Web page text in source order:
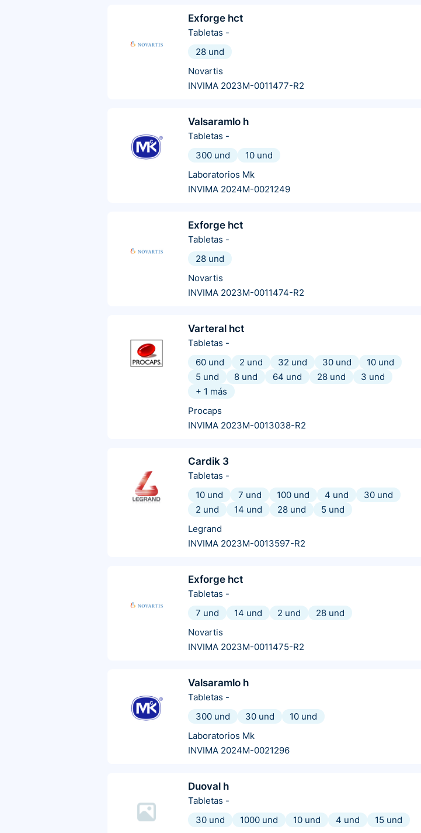
Exforge hct
Tabletas -
28 und
Novartis
INVIMA 2023M-0011477-R2
Valsaramlo h
Tabletas -
300 und
10 und
Laboratorios Mk
INVIMA 2024M-0021249
Exforge hct
Tabletas -
28 und
Novartis
INVIMA 2023M-0011474-R2
Varteral hct
Tabletas -
60 und
2 und 32 und 30 und
10 und
5 und
8 und 64 und 28 und
3 und
+ 1 más
Procaps
INVIMA 2023M-0013038-R2
Cardik 3
Tabletas -
10 und
7 und 100 und 4 und
30 und
2 und
14 und 28 und
5 und
Legrand
INVIMA 2023M-0013597-R2
Exforge hct
Tabletas -
7 und
14 und 2 und
28 und
Novartis
INVIMA 2023M-0011475-R2
Valsaramlo h
Tabletas -
300 und
30 und
10 und
Laboratorios Mk
INVIMA 2024M-0021296
Duoval h
Tabletas -
30 und
1000 und 10 und 4 und
15 und